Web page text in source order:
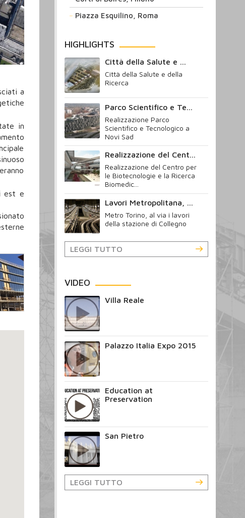
a
in
est e
Piazza Esquilino, Roma
HIGHLIGHTS
Città della Salute e ...
Città della Salute e della
Ricerca
Parco Scientifico e Te...
Realizzazione Parco
Scientifico e Tecnologico a
Novi Sad
Realizzazione del Cent...
Realizzazione del Centro per
le Biotecnologie e la Ricerca
Biomedic...
Lavori Metropolitana, ...
Metro Torino, al via i lavori
della stazione di Collegno
LEGGI TUTTO
VIDEO
Villa Reale
Palazzo Italia Expo 2015
Education at
Preservation
San Pietro
LEGGI TUTTO